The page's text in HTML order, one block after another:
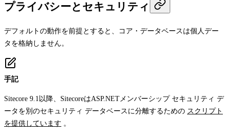
プライバシーとセキュリティ
デフォルトの動作を前提とすると、コア・データベースは個人デー
タを格納しません。
手記
Sitecore 9.1以降、SitecoreはASP.NETメンバーシップ セキュリティ デ
ータを別のセキュリティ データベースに分離するための スクリプト
を提供しています 。